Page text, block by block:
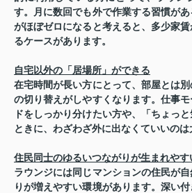
す。月に数回でも外で作業する習慣が
がほぼゼロになると考えると、多少家
るケースがあります。
自宅以外の「居場所」ができる
在宅時間が長い方にとって、部屋とは
の切り替えがしやすくなります。仕事
ドをしっかり分けたい方や、「ちょっ
ときに、わざわざ外に出なくていいのは
住民同士のゆるいつながりが生まれやす
ラウンジには同じマンションの住民が
りが増えやすい環境があります。深い